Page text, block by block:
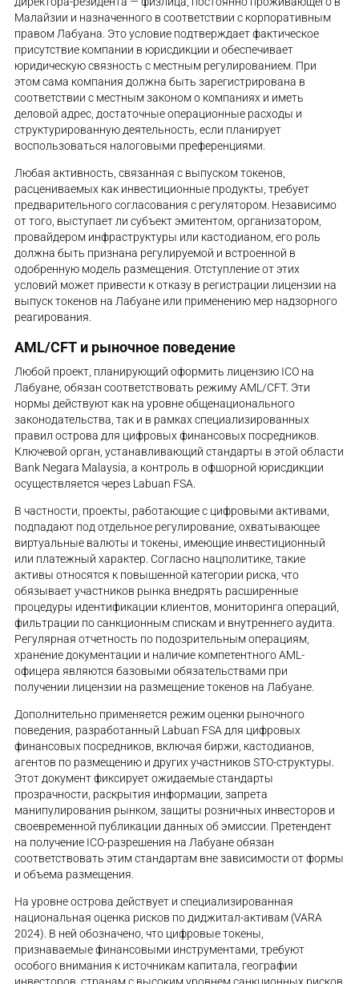
Малайзии и назначенного в соответствии с корпоративным
правом Лабуана. Это условие подтверждает фактическое
присутствие компании в юрисдикции и обеспечивает
юридическую связность с местным регулированием. При
этом сама компания должна быть зарегистрирована в
соответствии с местным законом о компаниях и иметь
деловой адрес, достаточные операционные расходы и
структурированную деятельность, если планирует
воспользоваться налоговыми преференциями.
Любая активность, связанная с выпуском токенов,
расцениваемых как инвестиционные продукты, требует
предварительного согласования с регулятором. Независимо
от того, выступает ли субъект эмитентом, организатором,
провайдером инфраструктуры или кастодианом, его роль
должна быть признана регулируемой и встроенной в
одобренную модель размещения. Отступление от этих
условий может привести к отказу в регистрации лицензии на
выпуск токенов на Лабуане или применению мер надзорного
реагирования.
AML/CFT и рыночное поведение
Любой проект, планирующий оформить лицензию ICO на
Лабуане, обязан соответствовать режиму AML/CFT. Эти
нормы действуют как на уровне общенационального
законодательства, так и в рамках специализированных
правил острова для цифровых финансовых посредников.
Ключевой орган, устанавливающий стандарты в этой области
Bank Negara Malaysia, а контроль в офшорной юрисдикции
осуществляется через Labuan FSA.
В частности, проекты, работающие с цифровыми активами,
подпадают под отдельное регулирование, охватывающее
виртуальные валюты и токены, имеющие инвестиционный
или платежный характер. Согласно нацполитике, такие
активы относятся к повышенной категории риска, что
обязывает участников рынка внедрять расширенные
процедуры идентификации клиентов, мониторинга операций,
фильтрации по санкционным спискам и внутреннего аудита.
Регулярная отчетность по подозрительным операциям,
хранение документации и наличие компетентного AML-
офицера являются базовыми обязательствами при
получении лицензии на размещение токенов на Лабуане.
Дополнительно применяется режим оценки рыночного
поведения, разработанный Labuan FSA для цифровых
финансовых посредников, включая биржи, кастодианов,
агентов по размещению и других участников STO-структуры.
Этот документ фиксирует ожидаемые стандарты
прозрачности, раскрытия информации, запрета
манипулирования рынком, защиты розничных инвесторов и
своевременной публикации данных об эмиссии. Претендент
на получение ICO-разрешения на Лабуане обязан
соответствовать этим стандартам вне зависимости от формы
и объема размещения.
На уровне острова действует и специализированная
национальная оценка рисков по диджитал-активам (VARA
2024). В ней обозначено, что цифровые токены,
признаваемые финансовыми инструментами, требуют
особого внимания к источникам капитала, географии
инвесторов, странам с высоким уровнем санкционных рисков